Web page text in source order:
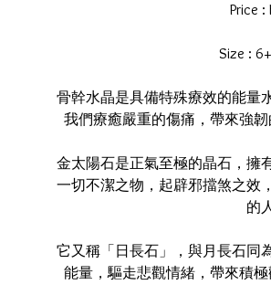
Price :
Size :
骨幹水晶是具備特殊療效的能量
我們療癒嚴重的傷痛，帶來強
金太陽石是正氣至極的晶石，擁
一切不潔之物，起辟邪擋煞之效
的
它又稱「日長石」，與月長石同
能量，驅走悲觀情緒，帶來積